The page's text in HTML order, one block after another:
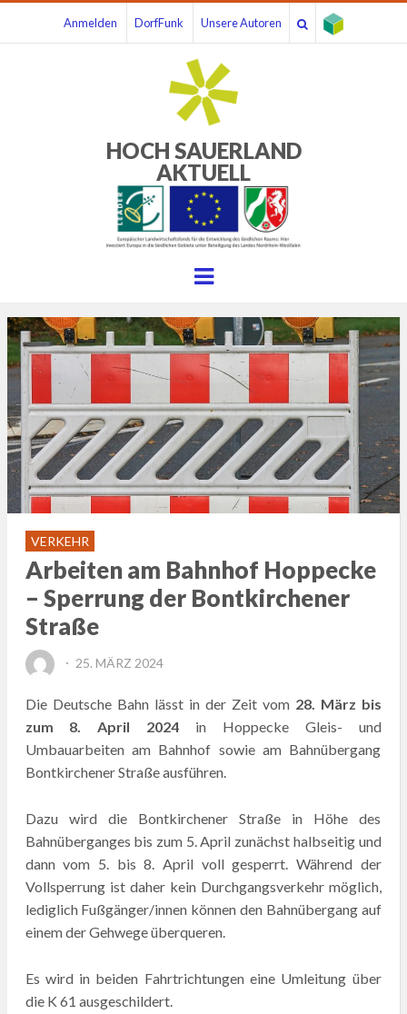
Anmelden DorfFunk Unsere Autoren
HOCH SAUERLAND
AKTUELL
Menu
VERKEHR
Arbeiten am Bahnhof Hoppecke
– Sperrung der Bontkirchener
Straße
POSTED
25. MÄRZ 2024
Die Deutsche Bahn lässt in der Zeit vom 28. März bis
zum 8. April 2024 in Hoppecke Gleis- und
Umbauarbeiten am Bahnhof sowie am Bahnübergang
Bontkirchener Straße ausführen.
Dazu wird die Bontkirchener Straße in Höhe des
Bahnüberganges bis zum 5. April zunächst halbseitig und
dann vom 5. bis 8. April voll gesperrt. Während der
Vollsperrung ist daher kein Durchgangsverkehr möglich,
lediglich Fußgänger/innen können den Bahnübergang auf
einem der Gehwege überqueren.
Es wird in beiden Fahrtrichtungen eine Umleitung über
die K 61 ausgeschildert.